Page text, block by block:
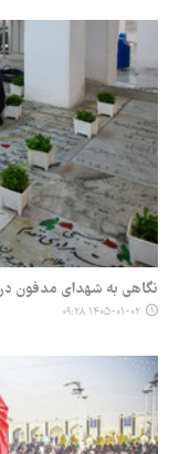
نگاهی به شهدای مدفون در
۱۴۰۵-۰۱-۰۲ ۰۹:۲۸